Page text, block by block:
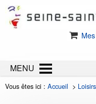
MENU
Vous êtes ici : Accueil > Loisirs